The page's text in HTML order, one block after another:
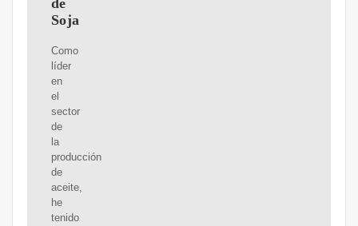
de
Soja
Como
líder
en
el
sector
de
la
producción
de
aceite,
he
tenido